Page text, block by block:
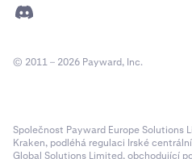
© 2011 – 2026 Payward, Inc.
Společnost Payward Europe Solutions
Kraken, podléhá regulaci Irské
Global Solutions Limited, obchodující